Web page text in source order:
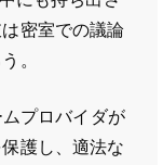
密室での議論
。
プロバイダが
護し、適法な